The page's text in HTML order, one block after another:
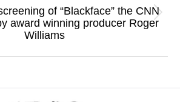
Volgend
bericht
of “Blackface” the CNN
award winning producer Roger
Williams